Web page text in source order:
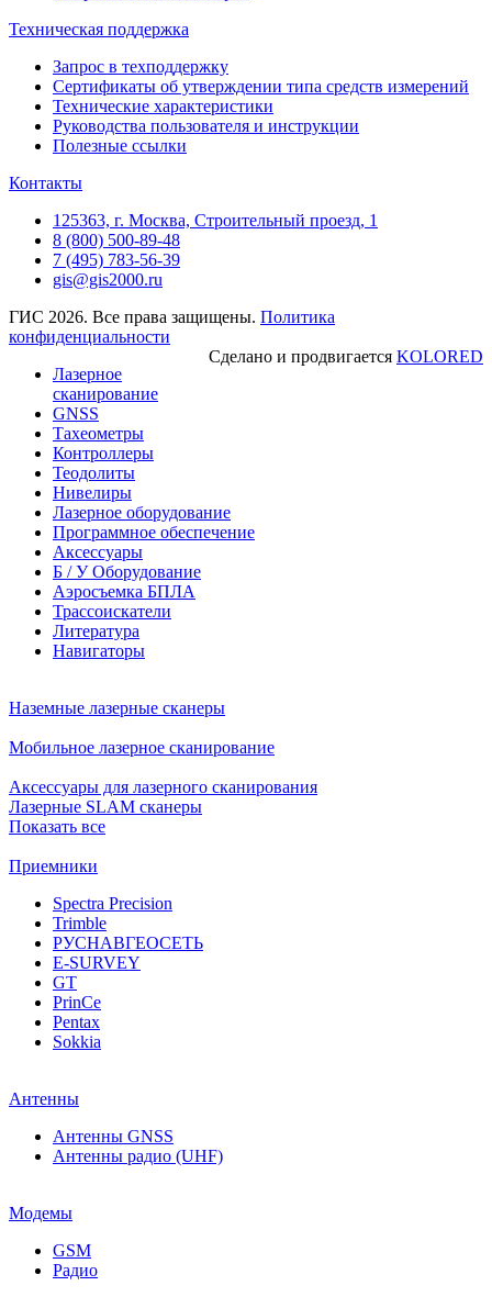
Техническая поддержка
Запрос в техподдержку
Сертификаты об утверждении типа средств измерений
Технические характеристики
Руководства пользователя и инструкции
Полезные ссылки
Контакты
125363, г. Москва, Строительный проезд, 1
8 (800) 500-89-48
7 (495) 783-56-39
gis@gis2000.ru
ГИС 2026. Все права защищены. Политика
конфиденциальности
Сделано и продвигается KOLORED
Лазерное
сканирование
GNSS
Тахеометры
Контроллеры
Теодолиты
Нивелиры
Лазерное оборудование
Программное обеспечение
Аксессуары
Б / У Оборудование
Аэросъемка БПЛА
Трассоискатели
Литература
Навигаторы
Наземные лазерные сканеры
Мобильное лазерное сканирование
Аксессуары для лазерного сканирования
Лазерные SLAM сканеры
Показать все
Приемники
Spectra Precision
Trimble
РУСНАВГЕОСЕТЬ
E-SURVEY
GT
PrinCe
Pentax
Sokkia
Антенны
Антенны GNSS
Антенны радио (UHF)
Модемы
GSM
Радио